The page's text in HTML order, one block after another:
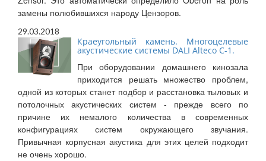
замены полюбившихся народу Цензоров.
29.03.2018
Краеугольный камень. Многоцелевые
акустические системы DALI Alteco C-1.
При оборудовании домашнего кинозала
приходится решать множество проблем,
одной из которых станет подбор и расстановка тыловых и
потолочных акустических систем - прежде всего по
причине их немалого количества в современных
конфигурациях систем окружающего звучания.
Привычная корпусная акустика для этих целей подходит
не очень хорошо.